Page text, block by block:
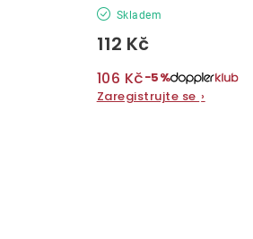
Skladem
112 Kč
106 Kč−5%
Zaregistrujte se ›